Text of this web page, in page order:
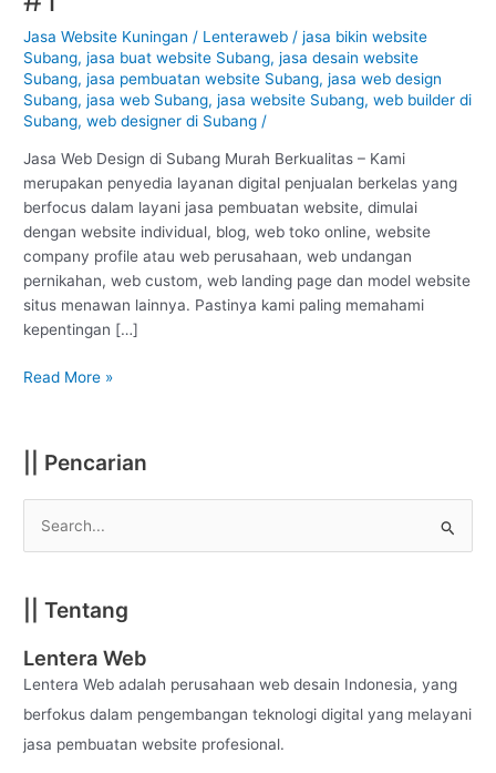
Jasa Website Kuningan / Lenteraweb /jasa bikin website
Subang,jasa buat website Subang,jasa desain website
Subang,jasa pembuatan website Subang,jasa web design
Subang,jasa web Subang,jasa website Subang,web builder di
Subang,web designer di Subang /
Jasa Web Design di Subang Murah Berkualitas – Kami
merupakan penyedia layanan digital penjualan berkelas yang
berfocus dalam layani jasa pembuatan website, dimulai
dengan website individual, blog, web toko online, website
company profile atau web perusahaan, web undangan
pernikahan, web custom, web landing page dan model website
situs menawan lainnya. Pastinya kami paling memahami
kepentingan […]
Subang
–
Kuningan
:
Murah
Berkualitas
#1
Read More »
|| Pencarian
r
c
h
f
o
|| Tentang
Lentera Web
Lentera Web adalah perusahaan web desain Indonesia, yang
berfokus dalam pengembangan teknologi digital yang melayani
jasa pembuatan website profesional.